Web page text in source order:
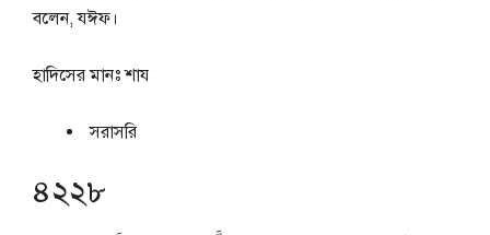
বলেন, যঈফ।
হাদিসের মানঃশায
সরাসরি
৪২২৮